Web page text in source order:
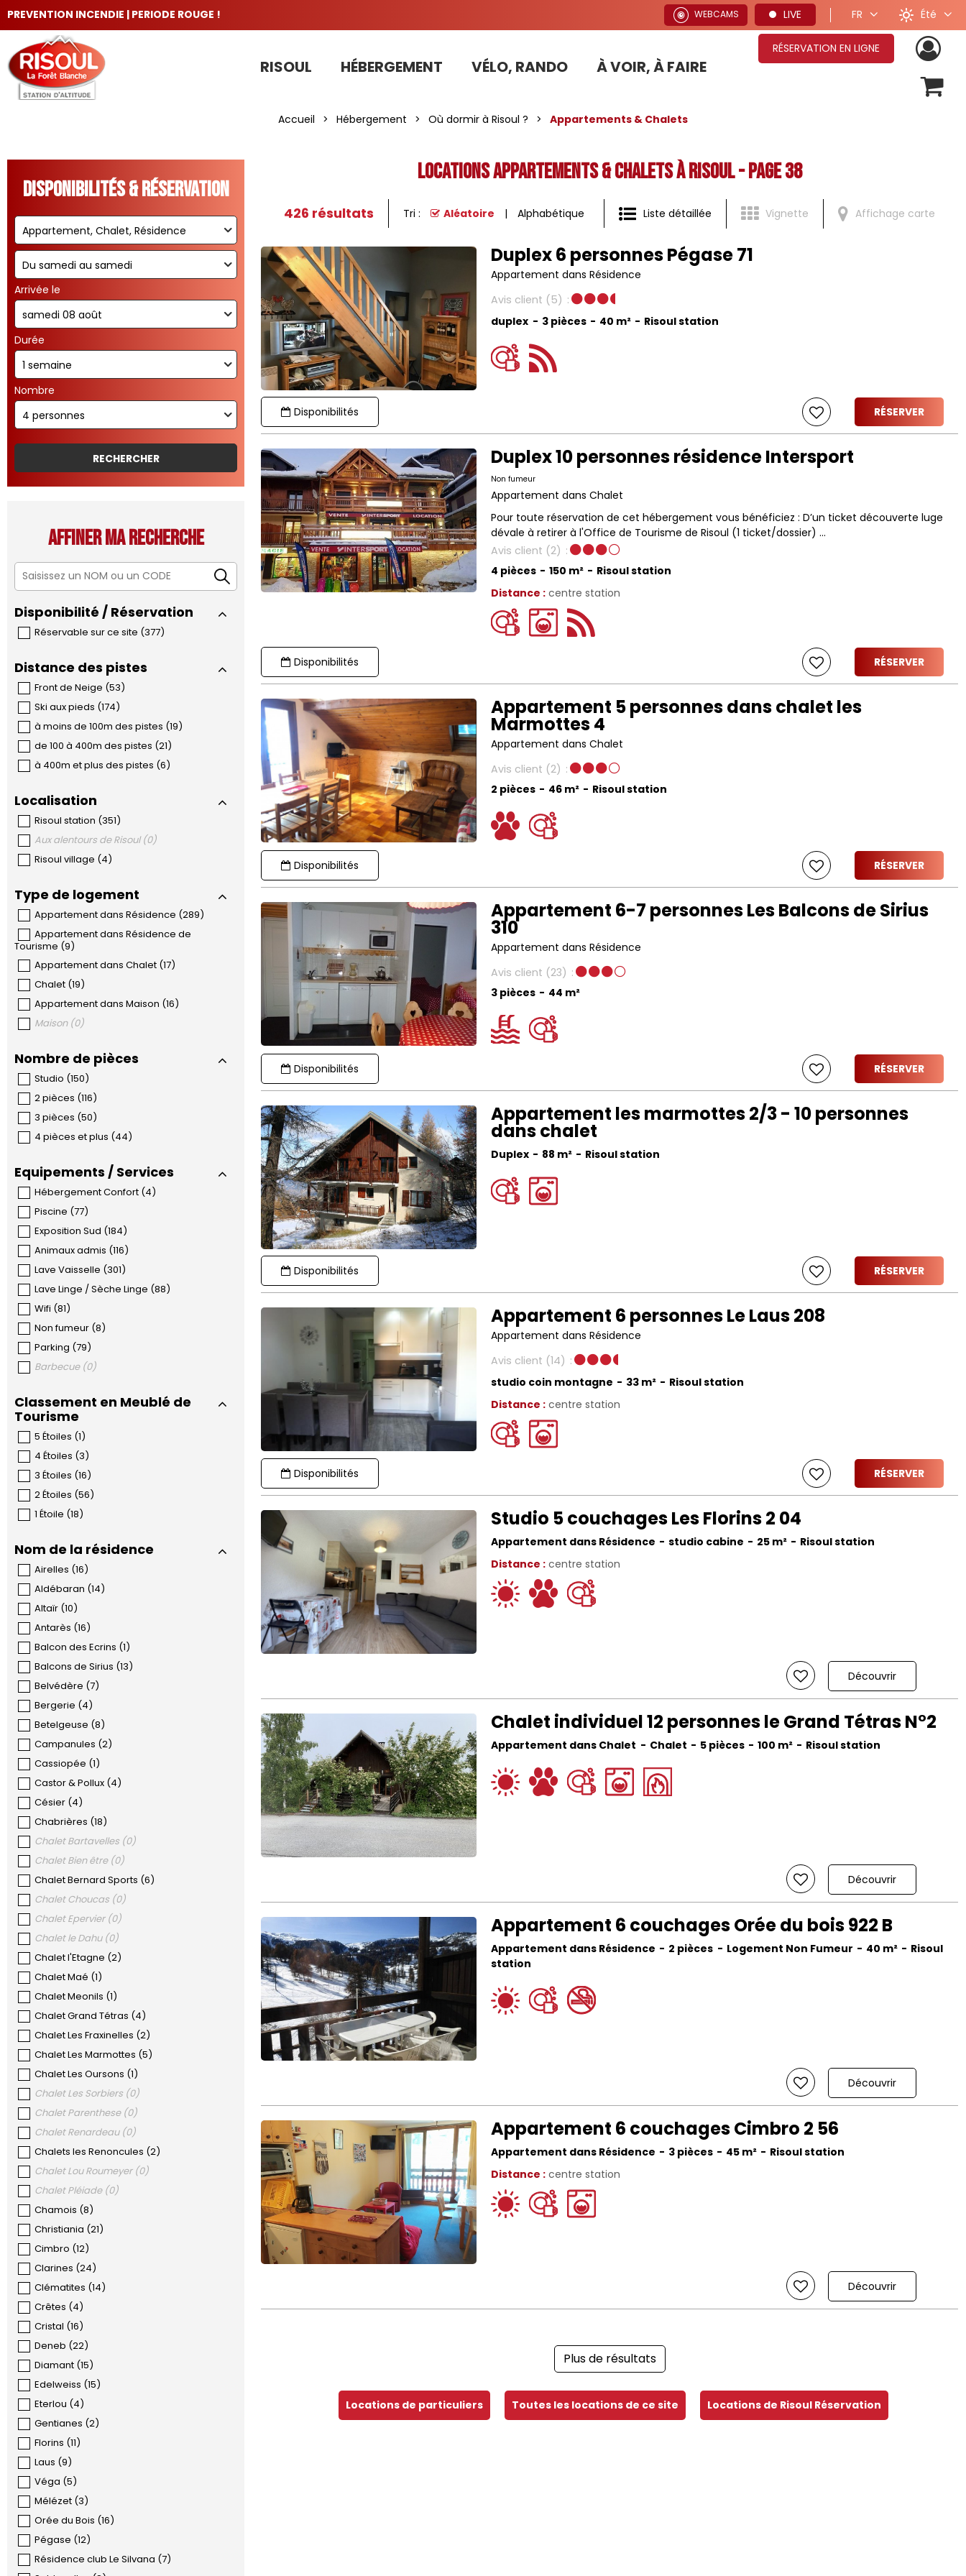
PREVENTION INCENDIE | PERIODE ROUGE ! WEBCAMS LIVE FR Été
RISOUL HÉBERGEMENT VÉLO, RANDO À VOIR, À FAIRE
RÉSERVATION EN LIGNE
Accueil > Hébergement > Où dormir à Risoul ? > Appartements & Chalets
Disponibilités & Réservation
Arrivée le
Durée
Nombre
Affiner ma recherche
Disponibilité / Réservation
Réservable sur ce site (377)
Distance des pistes
Front de Neige (53)
Ski aux pieds (174)
à moins de 100m des pistes (19)
de 100 à 400m des pistes (21)
à 400m et plus des pistes (6)
Localisation
Risoul station (351)
Aux alentours de Risoul (0)
Risoul village (4)
Type de logement
Appartement dans Résidence (289)
Appartement dans Résidence de
Tourisme (9)
Appartement dans Chalet (17)
Chalet (19)
Appartement dans Maison (16)
Maison (0)
Nombre de pièces
Studio (150)
2 pièces (116)
3 pièces (50)
4 pièces et plus (44)
Equipements / Services
Hébergement Confort (4)
Piscine (77)
Exposition Sud (184)
Animaux admis (116)
Lave Vaisselle (301)
Lave Linge / Sèche Linge (88)
Wifi (81)
Non fumeur (8)
Parking (79)
Barbecue (0)
Classement en Meublé de
Tourisme
5 Étoiles (1)
4 Étoiles (3)
3 Étoiles (16)
2 Étoiles (56)
1 Étoile (18)
Nom de la résidence
Airelles (16)
Aldébaran (14)
Altaïr (10)
Antarès (16)
Balcon des Ecrins (1)
Balcons de Sirius (13)
Belvédère (7)
Bergerie (4)
Betelgeuse (8)
Campanules (2)
Cassiopée (1)
Castor & Pollux (4)
Césier (4)
Chabrières (18)
Chalet Bartavelles (0)
Chalet Bien être (0)
Chalet Bernard Sports (6)
Chalet Choucas (0)
Chalet Epervier (0)
Chalet le Dahu (0)
Chalet l'Etagne (2)
Chalet Maé (1)
Chalet Meonils (1)
Chalet Grand Tétras (4)
Chalet Les Fraxinelles (2)
Chalet Les Marmottes (5)
Chalet Les Oursons (1)
Chalet Les Sorbiers (0)
Chalet Parenthese (0)
Chalet Renardeau (0)
Chalets les Renoncules (2)
Chalet Lou Roumeyer (0)
Chalet Pléiade (0)
Chamois (8)
Christiania (21)
Cimbro (12)
Clarines (24)
Clématites (14)
Crêtes (4)
Cristal (16)
Deneb (22)
Diamant (15)
Edelweiss (15)
Eterlou (4)
Gentianes (2)
Florins (11)
Laus (9)
Véga (5)
Mélézet (3)
Orée du Bois (16)
Pégase (12)
Résidence club Le Silvana (7)
Locations Appartements & Chalets à Risoul - Page 38
Liste détaillée Vignette Affichage carte
426 résultats Tri : Aléatoire Alphabétique
Duplex 6 personnes Pégase 71
Appartement dans Résidence
Avis client (5)
duplex
3 pièces 40 m² Risoul station
RÉSERVER
Disponibilités
Duplex 10 personnes résidence Intersport
Non fumeur
Appartement dans Chalet
Pour toute réservation de cet hébergement vous bénéficiez : D’un ticket découverte luge
dévale à retirer à l'Office de Tourisme de Risoul (1 ticket/dossier) ...
Avis client (2)
Distance : centre station
4 pièces 150 m² Risoul station
RÉSERVER
Disponibilités
Appartement 5 personnes dans chalet les
Marmottes 4
Appartement dans Chalet
Avis client (2)
2 pièces
46 m² Risoul station
RÉSERVER
Disponibilités
Appartement 6-7 personnes Les Balcons de Sirius
310
Appartement dans Résidence
Avis client (23)
3 pièces
44 m²
RÉSERVER
Disponibilités
Appartement les marmottes 2/3 - 10 personnes
dans chalet
Duplex 88 m² Risoul station
RÉSERVER
Disponibilités
Appartement 6 personnes Le Laus 208
Appartement dans Résidence
Avis client (14)
Distance : centre station
studio coin montagne 33 m² Risoul station
RÉSERVER
Disponibilités
Studio 5 couchages Les Florins 2 04
Distance : centre station
Appartement dans Résidence studio cabine 25 m² Risoul station
Découvrir
Chalet individuel 12 personnes le Grand Tétras N°2
Appartement dans Chalet Chalet 5 pièces 100 m² Risoul station
Découvrir
Appartement 6 couchages Orée du bois 922 B
Appartement dans Résidence 2 pièces Logement Non Fumeur 40 m²
Risoul
station
Découvrir
Appartement 6 couchages Cimbro 2 56
Distance : centre station
Appartement dans Résidence 3 pièces 45 m² Risoul station
Découvrir
Plus de résultats
Locations de particuliers Toutes les locations de ce site Locations de Risoul Réservation